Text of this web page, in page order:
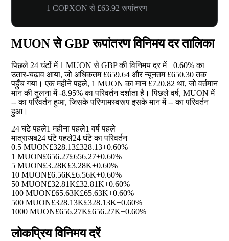
1 COPXON से £63.92 रूपांतरण
MUON से GBP रूपांतरण विनिमय दर तालिका
पिछले 24 घंटों में 1 MUON से GBP की विनिमय दर में+0.60%का
उतार-चढ़ाव आया, जो अधिकतम £659.64 और न्यूनतम £650.30 तक
पहुँच गया। एक महीने पहले, 1 MUON का मान £720.82 था, जो वर्तमान
मान की तुलना में-8.95%का परिवर्तन दर्शाता है। पिछले वर्ष, MUON में
--का परिवर्तन हुआ, जिसके परिणामस्वरूप इसके मान में--का परिवर्तन
हुआ।
24 घंटे पहले1 महीना पहले1 वर्ष पहले
मात्राअब24 घंटे पहले24 घंटे का परिवर्तन
0.5 MUON£328.13£328.13+0.60%
1 MUON£656.27£656.27+0.60%
5 MUON£3.28K£3.28K+0.60%
10 MUON£6.56K£6.56K+0.60%
50 MUON£32.81K£32.81K+0.60%
100 MUON£65.63K£65.63K+0.60%
500 MUON£328.13K£328.13K+0.60%
1000 MUON£656.27K£656.27K+0.60%
लोकप्रिय विनिमय दरें